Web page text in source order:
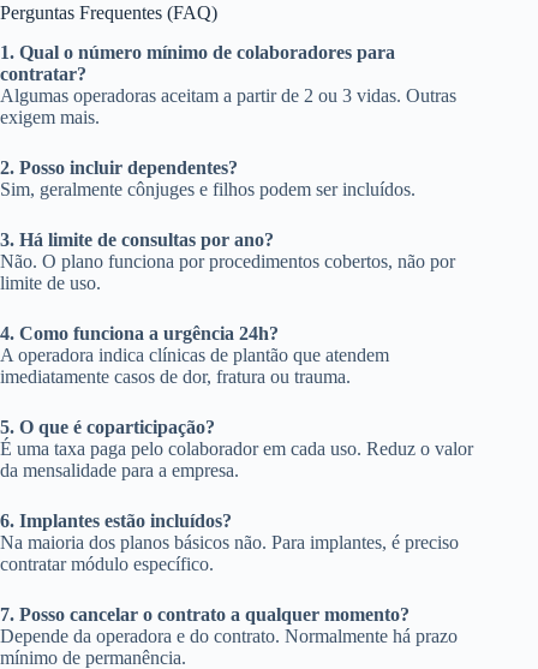
Perguntas Frequentes (FAQ)
1. Qual o número mínimo de colaboradores para
contratar?
Algumas operadoras aceitam a partir de 2 ou 3 vidas. Outras
exigem mais.
2. Posso incluir dependentes?
Sim, geralmente cônjuges e filhos podem ser incluídos.
3. Há limite de consultas por ano?
Não. O plano funciona por procedimentos cobertos, não por
limite de uso.
4. Como funciona a urgência 24h?
A operadora indica clínicas de plantão que atendem
imediatamente casos de dor, fratura ou trauma.
5. O que é coparticipação?
É uma taxa paga pelo colaborador em cada uso. Reduz o valor
da mensalidade para a empresa.
6. Implantes estão incluídos?
Na maioria dos planos básicos não. Para implantes, é preciso
contratar módulo específico.
7. Posso cancelar o contrato a qualquer momento?
Depende da operadora e do contrato. Normalmente há prazo
mínimo de permanência.